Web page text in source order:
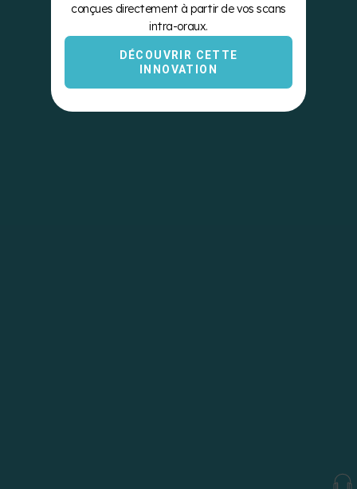
conçues directement à partir de vos scans
intra-oraux.
DÉCOUVRIR CETTE
INNOVATION